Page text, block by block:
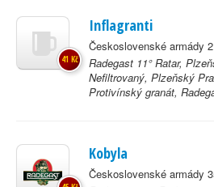
Inflagranti
Československé armády
Radegast 11° Ratar,
Nefiltrovaný, Plzeňský
Protivínský granát,
41 Kč
Kobyla
Československé armády